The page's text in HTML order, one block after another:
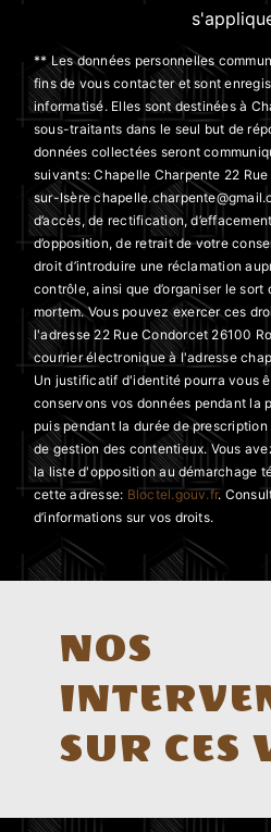
** Les données personnelles
fins de vous contacter et sont
informatisé. Elles sont destinées à
sous-traitants dans le seul but de
données collectées seront
suivants: Chapelle Charpente 22
sur-Isère
d’accès, de rectification,
d’opposition, de retrait de votre
droit d’introduire une réclamation
contrôle, ainsi que d’organiser le
mortem. Vous pouvez exercer ces
l'adresse 22 Rue Condorcet 26100
courrier électronique à l'adresse
Un justificatif d'identité pourra vous
conservons vos données pendant la
puis pendant la durée de
de gestion des contentieux. Vous
la liste d'opposition au démarchage
cette adresse: Bloctel.gouv.fr.
d’informations sur vos droits.
NOS
SUR CES